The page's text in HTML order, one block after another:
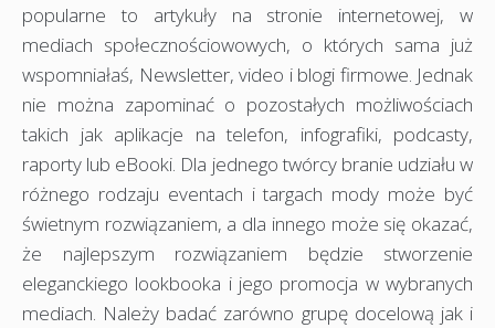
popularne to artykuły na stronie internetowej, w
mediach społecznościowowych, o których sama już
wspomniałaś, Newsletter, video i blogi firmowe. Jednak
nie można zapominać o pozostałych możliwościach
takich jak aplikacje na telefon, infografiki, podcasty,
raporty lub eBooki. Dla jednego twórcy branie udziału w
różnego rodzaju eventach i targach mody może być
świetnym rozwiązaniem, a dla innego może się okazać,
że najlepszym rozwiązaniem będzie stworzenie
eleganckiego lookbooka i jego promocja w wybranych
mediach. Należy badać zarówno grupę docelową jak i